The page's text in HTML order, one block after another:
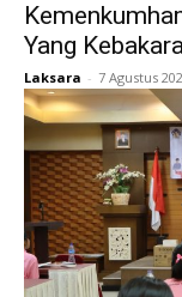
Yang
Laksara - 7 Agustus